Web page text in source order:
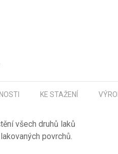
KE STAŽENÍ
všech druhů laků
povrchů.